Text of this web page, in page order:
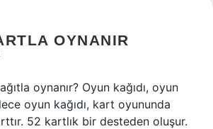
OYNANIR
oynanır? Oyun kağıdı, oyun
oyun kağıdı, kart oyununda
52 kartlık bir desteden oluşur.